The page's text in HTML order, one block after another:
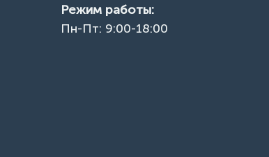
Режим работы:
Пн-Пт: 9:00-18:00